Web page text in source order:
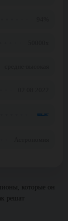
которые он
решат